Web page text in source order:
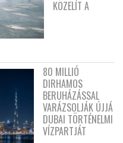
KÖZELÍT A
80 MILLIÓ
DIRHAMOS
BERUHÁZÁSSAL
VARÁZSOLJÁK ÚJJÁ
DUBAI TÖRTÉNELMI
VÍZPARTJÁT